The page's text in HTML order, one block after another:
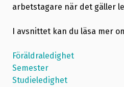
arbetstagare när det gäller
I avsnittet kan du läsa mer
Föräldraledighet
Semester
Studieledighet